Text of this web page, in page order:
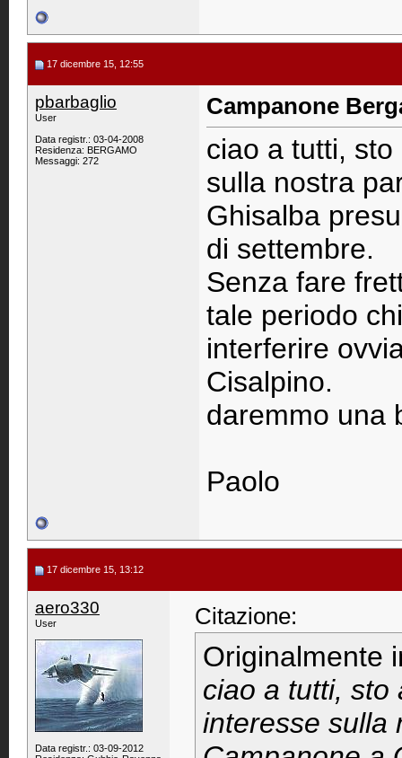
17 dicembre 15, 12:55
pbarbaglio
User
Data registr.: 03-04-2008
Residenza: BERGAMO
Messaggi: 272
Campanone
ciao a tutti,
sulla nostra
Ghisalba
di settembre.
Senza fare
tale periodo
interferire
Cisalpino.
daremmo una
Paolo
17 dicembre 15, 13:12
aero330
User
Data registr.: 03-09-2012
Citazione:
Originalmente
ciao a tutti, sto
interesse sulla